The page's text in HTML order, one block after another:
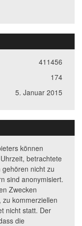
411456
174
5. Januar 2015
können
betrachtete
nicht zu
sind anonymisiert.
Zwecken
kommerziellen
nicht statt. Der
die